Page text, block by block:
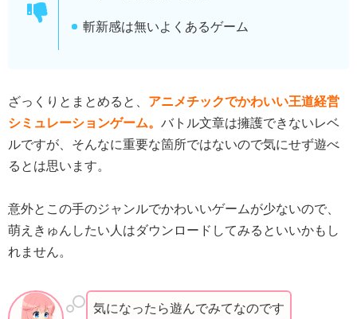
斬新感は無いよくあるゲーム
ざっくりとまとめると、 アニメチックでかわいい王道経営
シミュレーションゲーム。 バトル文章は擁護できないレベ
ルですが、そんなに重要な箇所ではないので気にせず遊べ
るとは思います。
意外とこの手のジャンルでかわいいゲームが少ないので、
萌えきゅんしたい人はダウンロードしてみるといいかもし
れません。
気になったら遊んでみてなのです